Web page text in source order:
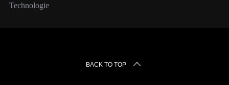
Technologie
BACK TO TOP